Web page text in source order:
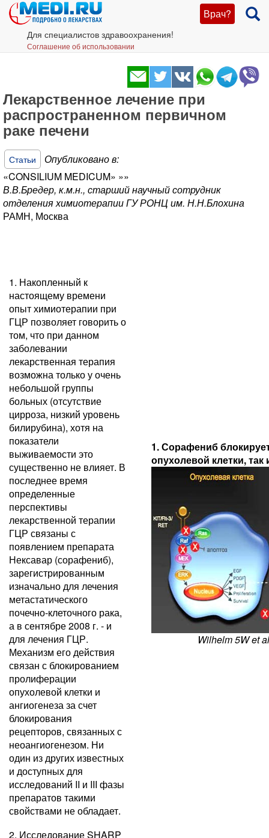
Врач?
Для специалистов здравоохранения!
Соглашение об использовании
Лекарственное лечение при
распространенном первичном
раке печени
Статьи
Опубликовано в:
«CONSILIUM MEDICUM» »»
В.В.Бредер, к.м.н., старший научный сотрудник
отделения химиотерапии ГУ РОНЦ им. Н.Н.Блохина
РАМН, Москва
1. Накопленный к
настоящему времени
опыт химиотерапии при
ГЦР позволяет говорить о
том, что при данном
заболевании
лекарственная терапия
возможна только у очень
небольшой группы
больных (отсутствие
цирроза, низкий уровень
билирубина), хотя на
показатели
выживаемости это
существенно не влияет. В
последнее время
определенные
перспективы
лекарственной терапии
ГЦР связаны с
появлением препарата
Нексавар (сорафениб),
зарегистрированным
изначально для лечения
метастатического
почечно-клеточного рака,
а в сентябре 2008 г. - и
для лечения ГЦР.
Механизм его действия
связан с блокированием
пролиферации
опухолевой клетки и
ангиогенеза за счет
блокирования
рецепторов, связанных с
неоангиогенезом. Ни
один из других известных
и доступных для
исследований II и III фазы
препаратов такими
свойствами не обладает.
1. Сорафениб
опухолевой клетки, так
Wilhelm 5W et
2. Исследование SHARP